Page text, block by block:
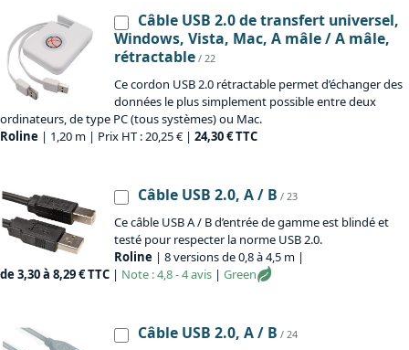
Câble USB 2.0 de transfert universel,
Windows, Vista, Mac, A mâle / A mâle,
rétractable / 22
Ce cordon USB 2.0 rétractable permet d’échanger des
données le plus simplement possible entre deux
ordinateurs, de type PC (tous systèmes) ou Mac.
Roline | 1,20 m | Prix HT : 20,25 € | 24,30 € TTC
Câble USB 2.0, A / B / 23
Ce câble USB A / B d’entrée de gamme est blindé et
testé pour respecter la norme USB 2.0.
Roline | 8 versions de 0,8 à 4,5 m |
de 3,30 à 8,29 € TTC | Note : 4,8 - 4 avis | Green
Câble USB 2.0, A / B / 24